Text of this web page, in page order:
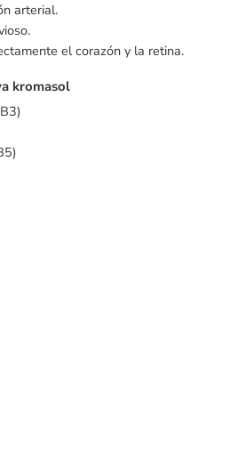
arterial.
el corazón y la retina.
kromasol
(Vitamina B3)
de Calcio (B5)
(B6)
(B2)
(B1)